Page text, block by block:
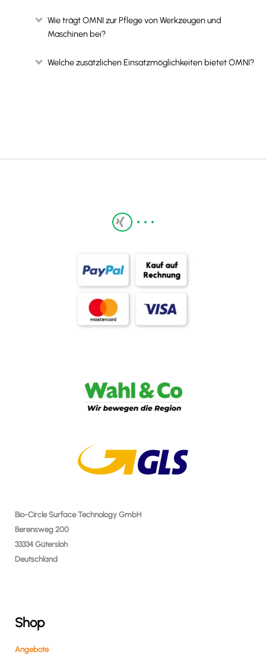
Wie trägt OMNI zur Pflege von Werkzeugen und
Maschinen bei?
Welche zusätzlichen Einsatzmöglichkeiten bietet OMNI?
Bio-Circle Surface Technology GmbH
Berensweg 200
33334 Gütersloh
Deutschland
Shop
Angebote